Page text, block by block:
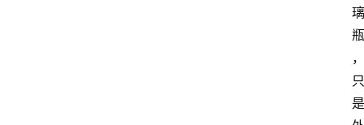
璃
瓶
，
只
是